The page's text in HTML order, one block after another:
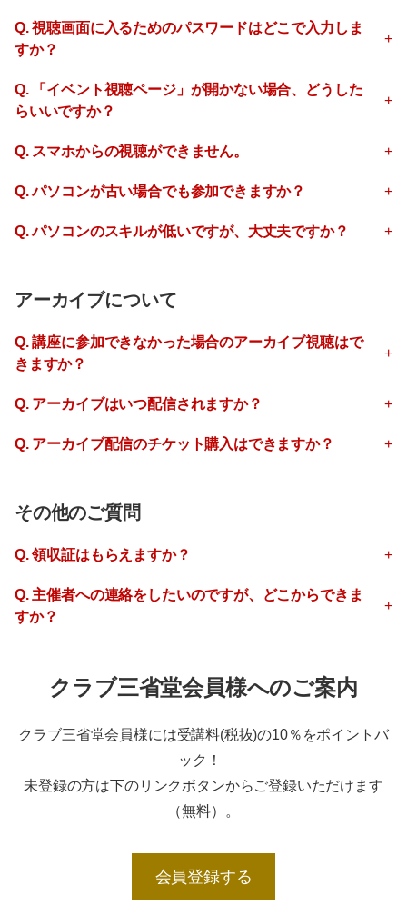
Q. 視聴画面に入るためのパスワードはどこで入力しま
すか？
Q. 「イベント視聴ページ」が開かない場合、どうした
らいいですか？
Q. スマホからの視聴ができません。
Q. パソコンが古い場合でも参加できますか？
Q. パソコンのスキルが低いですが、大丈夫ですか？
アーカイブについて
Q. 講座に参加できなかった場合のアーカイブ視聴はで
きますか？
Q. アーカイブはいつ配信されますか？
Q. アーカイブ配信のチケット購入はできますか？
その他のご質問
Q. 領収証はもらえますか？
Q. 主催者への連絡をしたいのですが、どこからできま
すか？
クラブ三省堂会員様へのご案内
クラブ三省堂会員様には受講料(税抜)の10％をポイントバ
ック！
未登録の方は下のリンクボタンからご登録いただけます
（無料）。
会員登録する